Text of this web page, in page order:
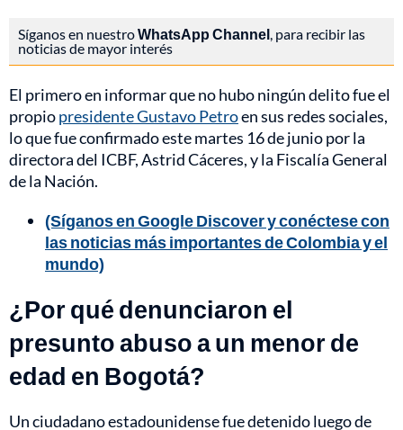
Síganos en nuestroWhatsApp Channel , para recibir las
noticias de mayor interés
El primero en informar que no hubo ningún delito fue el
propiopresidente Gustavo Petroen sus redes sociales,
lo que fue confirmado este martes 16 de junio por la
directora del ICBF, Astrid Cáceres, y la Fiscalía General
de la Nación.
(Síganos en Google Discover y conéctese con
las noticias más importantes de Colombia y el
mundo)
¿Por qué denunciaron el
presunto abuso a un menor de
edad en Bogotá?
Un ciudadano estadounidense fue detenido luego de